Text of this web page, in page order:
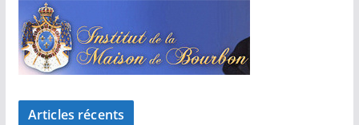
Articles récents